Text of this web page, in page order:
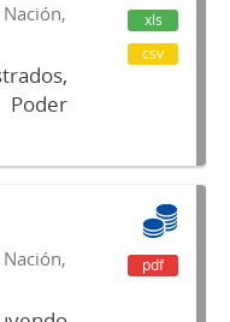
Poder
xls
csv
pdf